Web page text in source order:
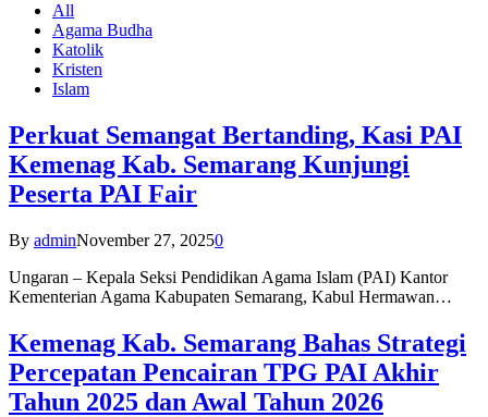
All
Agama Budha
Katolik
Kristen
Islam
Perkuat Semangat Bertanding, Kasi PAI
Kemenag Kab. Semarang Kunjungi
Peserta PAI Fair
By adminNovember 27, 20250
Ungaran – Kepala Seksi Pendidikan Agama Islam (PAI) Kantor
Kementerian Agama Kabupaten Semarang, Kabul Hermawan…
Kemenag Kab. Semarang Bahas Strategi
Percepatan Pencairan TPG PAI Akhir
Tahun 2025 dan Awal Tahun 2026